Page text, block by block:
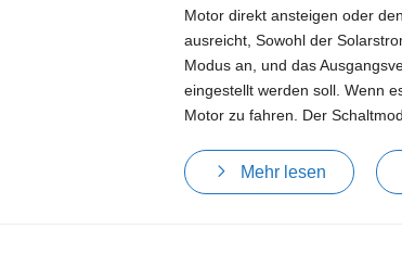
Motor direkt ansteigen oder
ausreicht, Sowohl der
Modus an, und das
eingestellt werden soll. Wenn
Motor zu fahren. Der
Mehr lesen